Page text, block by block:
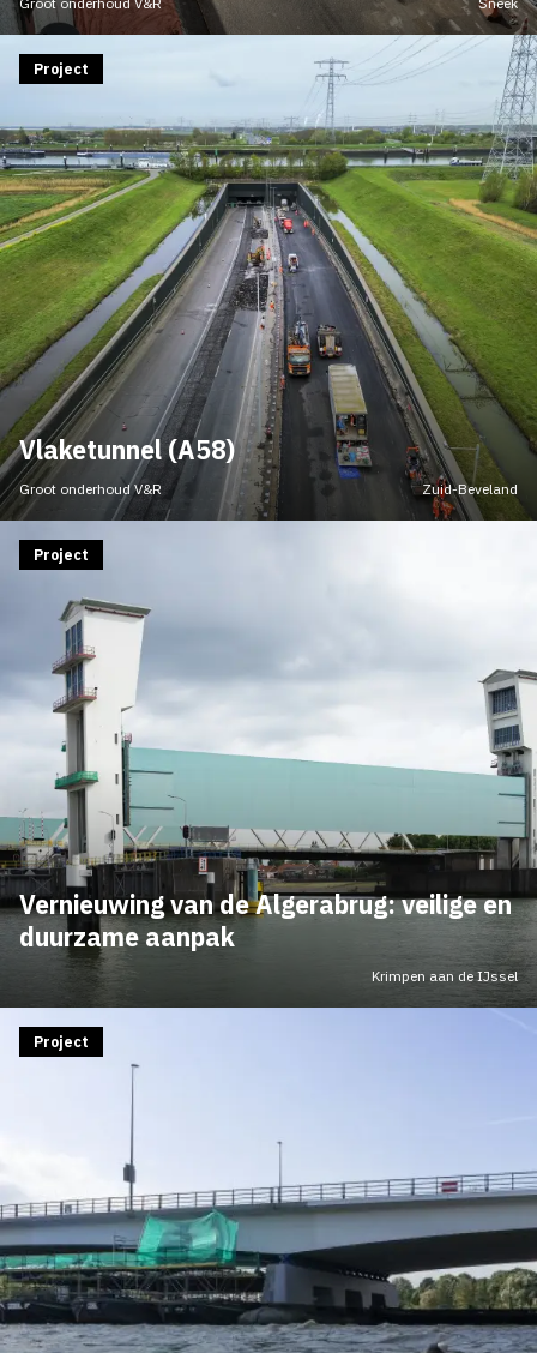
Vlaketunnel (A58)
Project
Groot onderhoud V&R Zuid-Beveland
Vernieuwing van de Algerabrug: veilige en
duurzame aanpak
Project
Krimpen aan de IJssel
Project